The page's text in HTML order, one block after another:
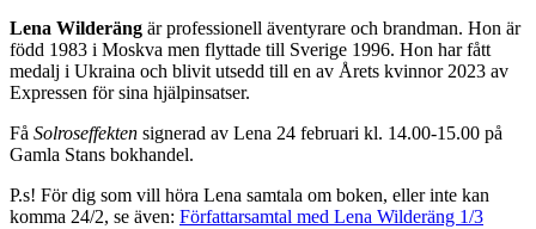
Lena Wilderäng är professionell äventyrare och brandman. Hon är
född 1983 i Moskva men flyttade till Sverige 1996. Hon har fått
medalj i Ukraina och blivit utsedd till en av Årets kvinnor 2023 av
Expressen för sina hjälpinsatser.
Få Solroseffekten signerad av Lena 24 februari kl. 14.00-15.00 på
Gamla Stans bokhandel.
P.s! För dig som vill höra Lena samtala om boken, eller inte kan
komma 24/2, se även: Författarsamtal med Lena Wilderäng 1/3